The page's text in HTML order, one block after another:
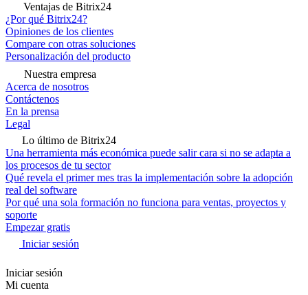
Ventajas de Bitrix24
¿Por qué Bitrix24?
Opiniones de los clientes
Compare con otras soluciones
Personalización del producto
Nuestra empresa
Acerca de nosotros
Contáctenos
En la prensa
Legal
Lo último de Bitrix24
Una herramienta más económica puede salir cara si no se adapta a
los procesos de tu sector
Qué revela el primer mes tras la implementación sobre la adopción
real del software
Por qué una sola formación no funciona para ventas, proyectos y
soporte
Empezar gratis
Iniciar sesión
Iniciar sesión
Mi cuenta